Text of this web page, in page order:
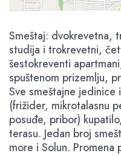
Smeštaj: dvokrevetna,
studija i trokrevetni,
šestokreventi
spuštenom prizemlju,
Sve smeštajne jedinice
(frižider, mikrotalasnu
posuđe, pribor)
terasu. Jedan broj
more i Solun. Promena